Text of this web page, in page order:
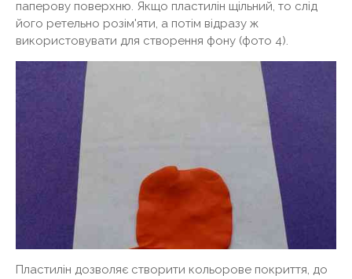
паперову поверхню. Якщо пластилін щільний, то слід
його ретельно розім'яти, а потім відразу ж
використовувати для створення фону (фото 4).
Пластилін дозволяє створити кольорове покриття, до